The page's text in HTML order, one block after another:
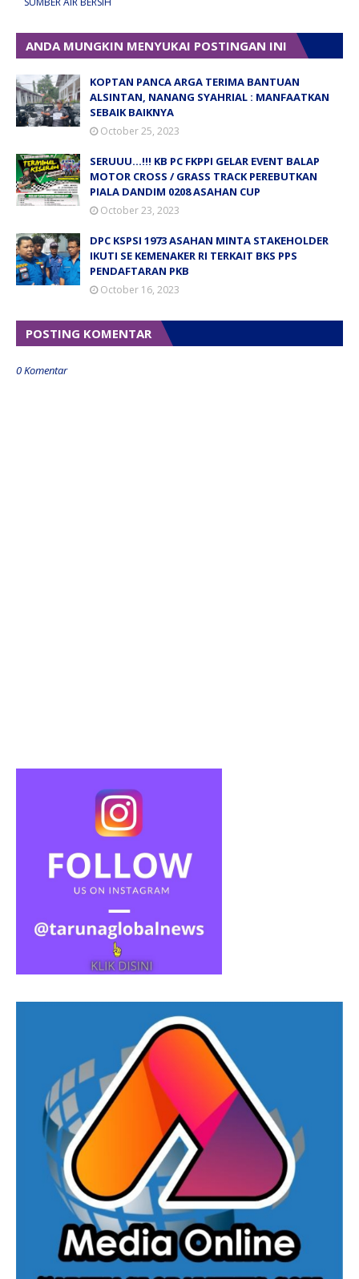
ANDA MUNGKIN MENYUKAI POSTINGAN INI
KOPTAN PANCA ARGA TERIMA BANTUAN
ALSINTAN, NANANG SYAHRIAL : MANFAATKAN
SEBAIK BAIKNYA
October 25, 2023
SERUUU...!!! KB PC FKPPI GELAR EVENT BALAP
MOTOR CROSS / GRASS TRACK PEREBUTKAN
PIALA DANDIM 0208 ASAHAN CUP
October 23, 2023
DPC KSPSI 1973 ASAHAN MINTA STAKEHOLDER
IKUTI SE KEMENAKER RI TERKAIT BKS PPS
PENDAFTARAN PKB
October 16, 2023
POSTING KOMENTAR
0 Komentar